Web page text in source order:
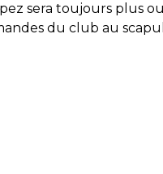
sera toujours plus
du club au